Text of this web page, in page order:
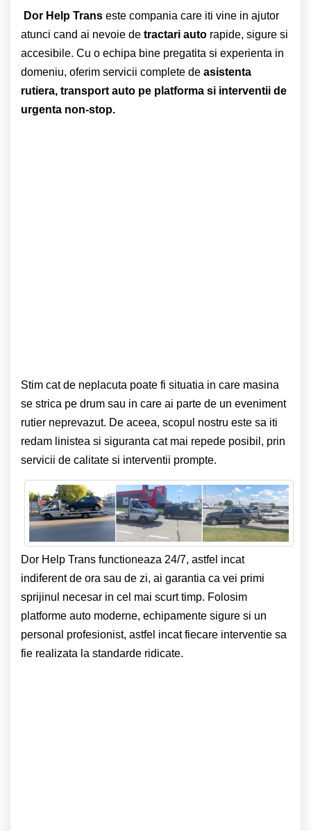
Dor Help Trans este compania care iti vine in ajutor
atunci cand ai nevoie de tractari auto rapide, sigure si
accesibile. Cu o echipa bine pregatita si experienta in
domeniu, oferim servicii complete de asistenta
rutiera, transport auto pe platforma si interventii de
urgenta non-stop.
Stim cat de neplacuta poate fi situatia in care masina
se strica pe drum sau in care ai parte de un eveniment
rutier neprevazut. De aceea, scopul nostru este sa iti
redam linistea si siguranta cat mai repede posibil, prin
servicii de calitate si interventii prompte.
Dor Help Trans functioneaza 24/7, astfel incat
indiferent de ora sau de zi, ai garantia ca vei primi
sprijinul necesar in cel mai scurt timp. Folosim
platforme auto moderne, echipamente sigure si un
personal profesionist, astfel incat fiecare interventie sa
fie realizata la standarde ridicate.